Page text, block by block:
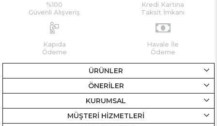
%100
Güvenli Alışveriş
Kredi Kartına
Taksit İmkanı
Kapıda
Ödeme
Havale İle
Ödeme
ÜRÜNLER
ÖNERİLER
KURUMSAL
MÜŞTERİ HİZMETLERİ